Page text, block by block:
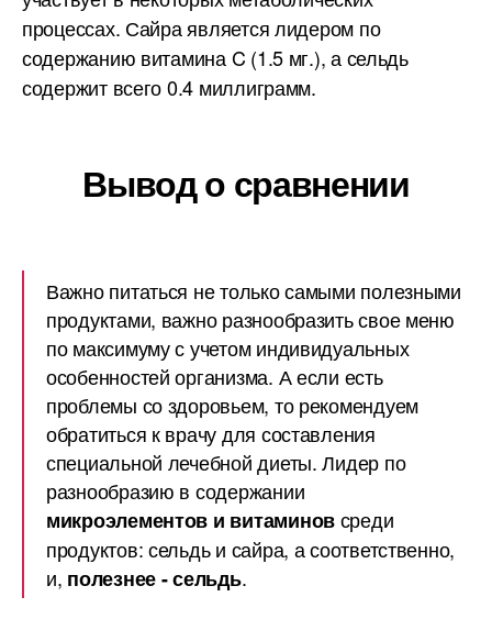
процессах. Сайра является лидером по
содержанию витамина C (1.5 мг.), а сельдь
содержит всего 0.4 миллиграмм.
Вывод о сравнении
Важно питаться не только самыми полезными
продуктами, важно разнообразить свое меню
по максимуму с учетом индивидуальных
особенностей организма. А если есть
проблемы со здоровьем, то рекомендуем
обратиться к врачу для составления
специальной лечебной диеты. Лидер по
разнообразию в содержании
микроэлементов и витаминовсреди
продуктов: сельдь и сайра, а соответственно,
и, полезнее - сельдь.